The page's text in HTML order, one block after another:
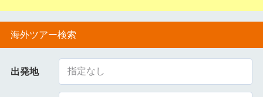
海外ツアー検索
出発地 指定なし